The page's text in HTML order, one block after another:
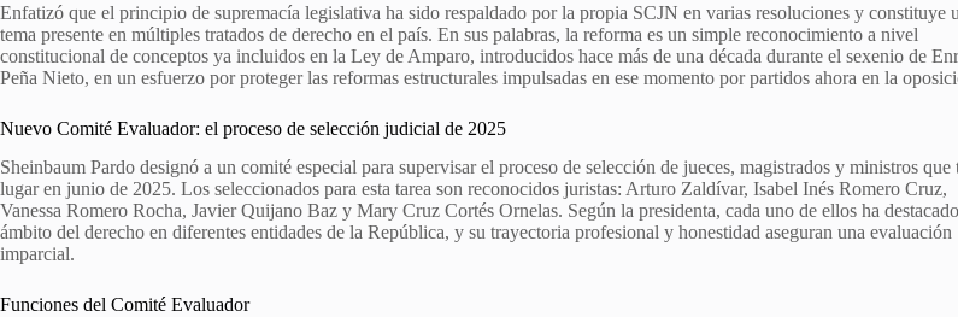
Enfatizó que el principio de supremacía legislativa ha sido respaldado por la propia SCJN en varias resoluciones y constituye
tema presente en múltiples tratados de derecho en el país. En sus palabras, la reforma es un simple reconocimiento a nivel
constitucional de conceptos ya incluidos en la Ley de Amparo, introducidos hace más de una década durante el sexenio de
Peña Nieto, en un esfuerzo por proteger las reformas estructurales impulsadas en ese momento por partidos ahora en la
Nuevo Comité Evaluador: el proceso de selección judicial de 2025
Sheinbaum Pardo designó a un comité especial para supervisar el proceso de selección de jueces, magistrados y ministros que
lugar en junio de 2025. Los seleccionados para esta tarea son reconocidos juristas: Arturo Zaldívar, Isabel Inés Romero Cruz,
Vanessa Romero Rocha, Javier Quijano Baz y Mary Cruz Cortés Ornelas. Según la presidenta, cada uno de ellos ha
ámbito del derecho en diferentes entidades de la República, y su trayectoria profesional y honestidad aseguran una evaluación
imparcial.
Funciones del Comité Evaluador